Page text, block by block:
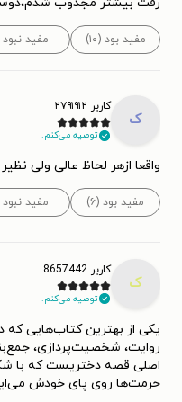
مفید بود (۱۰) مفید نبود
ک
کاربر ۲۷۹۱۹۱۲
توصیه می‌کنم.
واقعا ازهر لحاظ عالی ولی نظیر
مفید بود (۶) مفید نبود
ک
کاربر 8657442
توصیه می‌کنم.
یکی از بهترین کتاب‌هایی که
روایت، شخصیت‌پردازی،
اصلی قصه دختریست که با
حرمت‌ها روی پای خودش